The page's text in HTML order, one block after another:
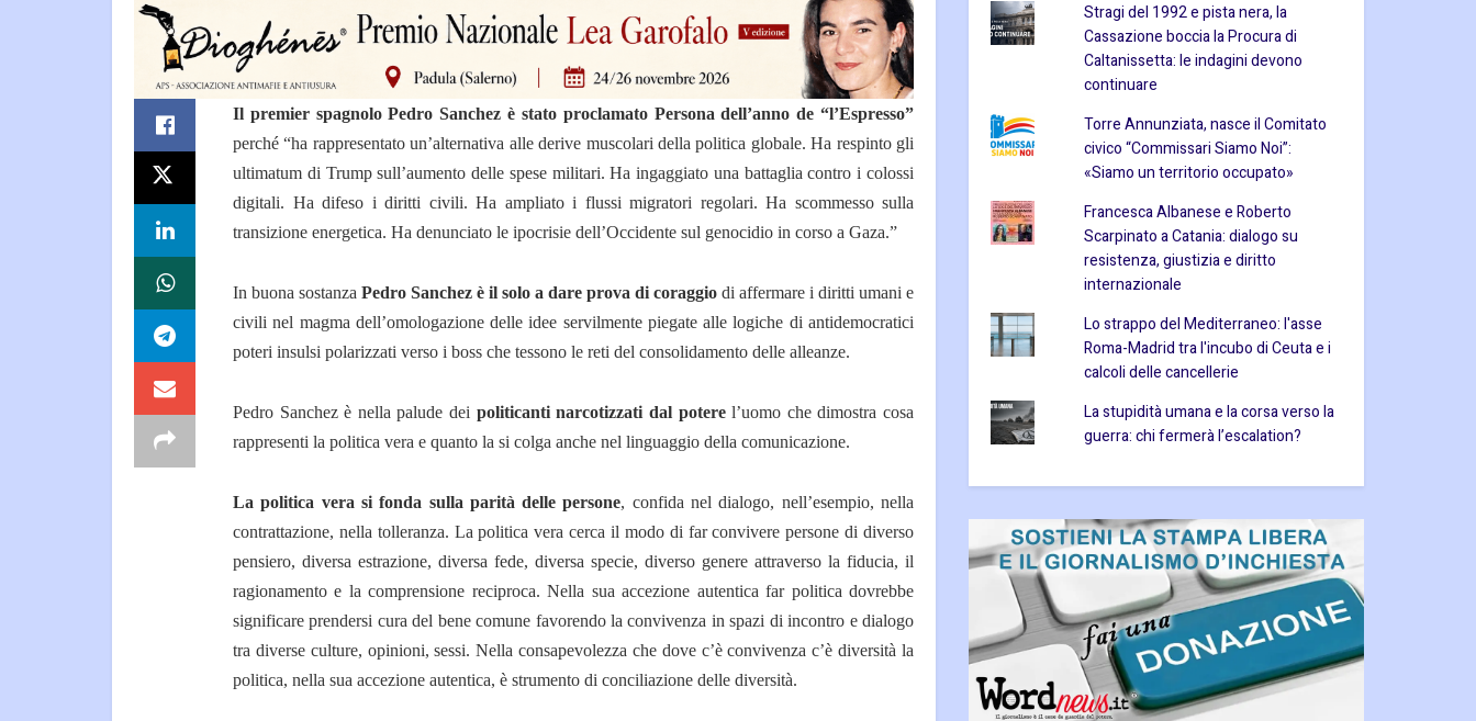
Il premier spagnolo Pedro Sanchez è stato proclamato Persona dell’anno de “l’Espresso”
perché “ha rappresentato un’alternativa alle derive muscolari della politica globale. Ha respinto gli
ultimatum di Trump sull’aumento delle spese militari. Ha ingaggiato una battaglia contro i colossi
digitali. Ha difeso i diritti civili. Ha ampliato i flussi migratori regolari. Ha scommesso sulla
transizione energetica. Ha denunciato le ipocrisie dell’Occidente sul genocidio in corso a Gaza.”
In buona sostanza Pedro Sanchez è il solo a dare prova di coraggio di affermare i diritti umani e
civili nel magma dell’omologazione delle idee servilmente piegate alle logiche di antidemocratici
poteri insulsi polarizzati verso i boss che tessono le reti del consolidamento delle alleanze.
Pedro Sanchez è nella palude dei politicanti narcotizzati dal poterel’uomo che dimostra cosa
rappresenti la politica vera e quanto la si colga anche nel linguaggio della comunicazione.
La politica vera si fonda sulla parità delle persone, confida nel dialogo, nell’esempio, nella
contrattazione, nella tolleranza. La politica vera cerca il modo di far convivere persone di diverso
pensiero, diversa estrazione, diversa fede, diversa specie, diverso genere attraverso la fiducia, il
ragionamento e la comprensione reciproca. Nella sua accezione autentica far politica dovrebbe
significare prendersi cura del bene comune favorendo la convivenza in spazi di incontro e dialogo
tra diverse culture, opinioni, sessi. Nella consapevolezza che dove c’è convivenza c’è diversità la
politica, nella sua accezione autentica, è strumento di conciliazione delle diversità.
Stragi del 1992 e pista nera, la
Cassazione boccia la Procura di
Caltanissetta: le indagini devono
continuare
Torre Annunziata, nasce il Comitato
civico “Commissari Siamo Noi”:
«Siamo un territorio occupato»
Francesca Albanese e Roberto
Scarpinato a Catania: dialogo su
resistenza, giustizia e diritto
internazionale
Lo strappo del Mediterraneo: l'asse
Roma-Madrid tra l'incubo di Ceuta e i
calcoli delle cancellerie
La stupidità umana e la corsa verso la
guerra: chi fermerà l’escalation?